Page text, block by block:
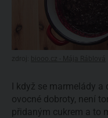
I když se marmelády a
ovocné dobroty, není
přidaným cukrem a to